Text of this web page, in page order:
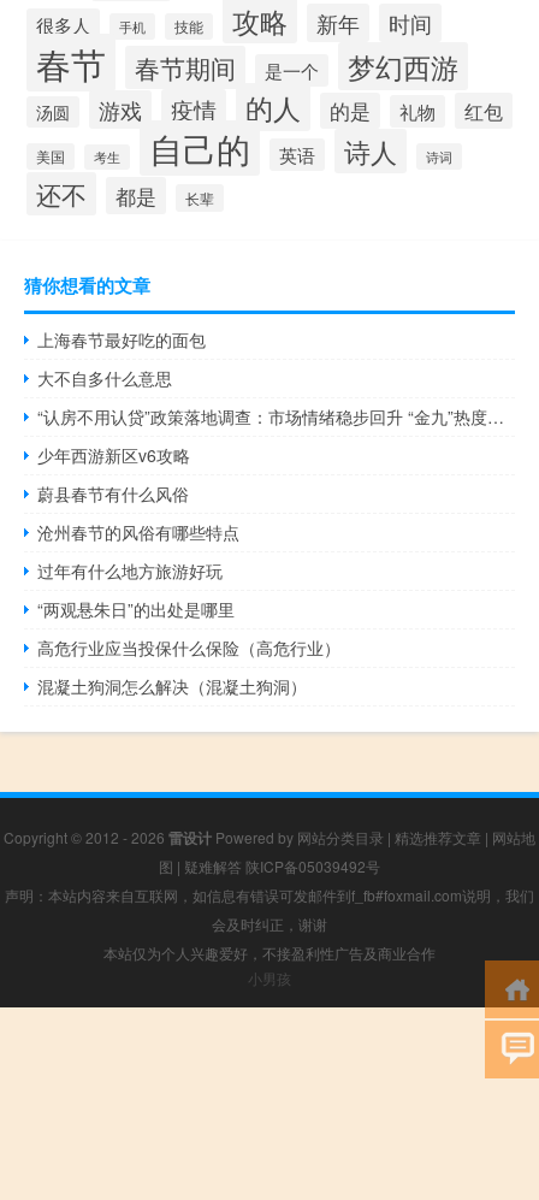
很多人 手机 技能 攻略 新年 时间
春节 春节期间 是一个 梦幻西游
汤圆 游戏 疫情 的人 的是 礼物 红包
美国 考生 自己的 英语 诗人 诗词
还不 都是 长辈
猜你想看的文章
上海春节最好吃的面包
大不自多什么意思
“认房不用认贷”政策落地调查：市场情绪稳步回升 “金九”热度初步显现
少年西游新区v6攻略
蔚县春节有什么风俗
沧州春节的风俗有哪些特点
过年有什么地方旅游好玩
“两观悬朱日”的出处是哪里
高危行业应当投保什么保险（高危行业）
混凝土狗洞怎么解决（混凝土狗洞）
Copyright © 2012 - 2026 雷设计 Powered by 网站分类目录 | 精选推荐文章 | 网站地
图 | 疑难解答 陕ICP备05039492号
声明：本站内容来自互联网，如信息有错误可发邮件到f_fb#foxmail.com说明，我们
会及时纠正，谢谢
本站仅为个人兴趣爱好，不接盈利性广告及商业合作
小男孩